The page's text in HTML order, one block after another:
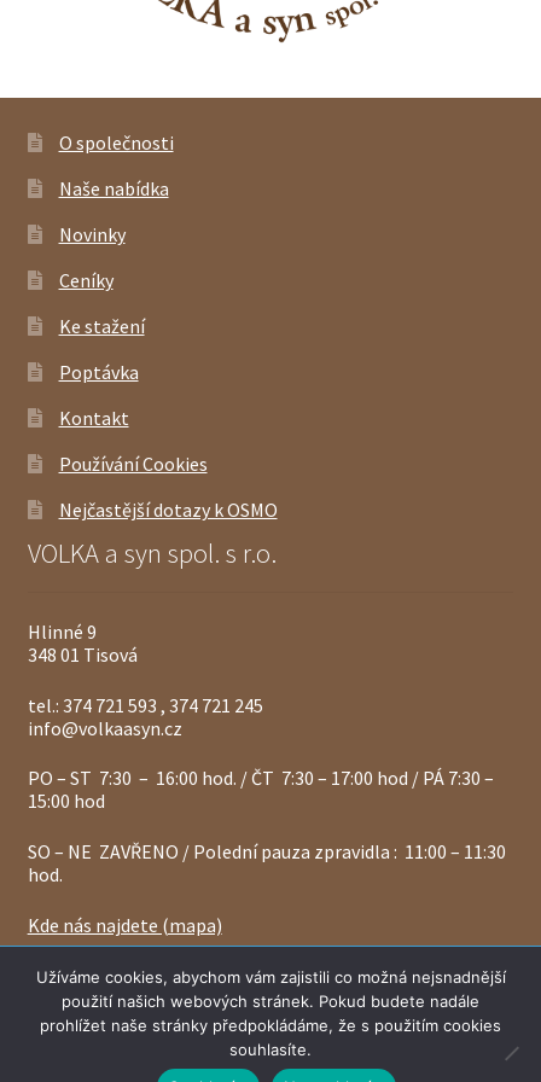
Vážení zákazníci, ceny a zásoby materiálů se mohou
denně měnit, proto vás žádáme - vždy si prosím naší
platnou cenu a skladové zásoby u nás ověřte.
O společnosti
Naše nabídka
Novinky
Ceníky
Ke stažení
Poptávka
Kontakt
Používání Cookies
Nejčastější dotazy k OSMO
VOLKA a syn spol. s r.o.
Hlinné 9
348 01 Tisová
tel.: 374 721 593 , 374 721 245
info@volkaasyn.cz
PO – ST 7:30 – 16:00 hod. / ČT 7:30 – 17:00 hod / PÁ 7:30 –
15:00 hod
SO – NE ZAVŘENO / Polední pauza zpravidla : 11:00 – 11:30
hod.
Kde nás najdete (mapa)
© 2024 Volkaasyn.cz
Užíváme cookies, abychom vám zajistili co možná nejsnadnější
použití našich webových stránek. Pokud budete nadále
prohlížet naše stránky předpokládáme, že s použitím cookies
souhlasíte.